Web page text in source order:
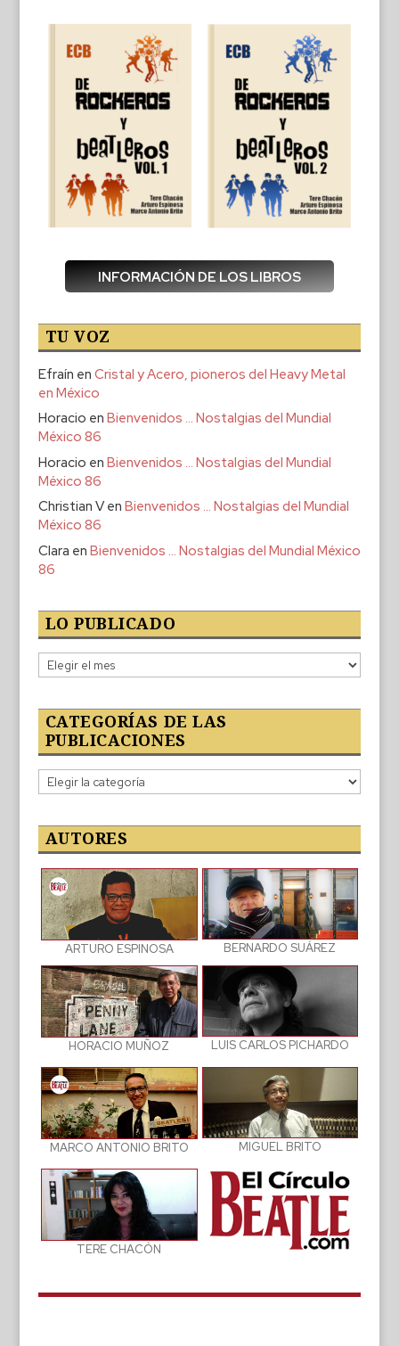
INFORMACIÓN DE LOS LIBROS
TU VOZ
Efraín en Cristal y Acero, pioneros del Heavy Metal
en México
Horacio en Bienvenidos … Nostalgias del Mundial
México 86
Horacio en Bienvenidos … Nostalgias del Mundial
México 86
Christian Ven Bienvenidos … Nostalgias del Mundial
México 86
Clara en Bienvenidos … Nostalgias del Mundial México
86
LO PUBLICADO
Lo
publicado
CATEGORÍAS DE LAS
PUBLICACIONES
Categorías
de
publicaciones
AUTORES
ARTURO ESPINOSA BERNARDO SUÁREZ
HORACIO MUÑOZ LUIS CARLOS PICHARDO
MARCO ANTONIO BRITO MIGUEL BRITO
TERE CHACÓN